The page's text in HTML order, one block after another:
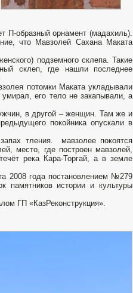
П-образный орнамент (мадахиль).
что Мавзолей Сахана Маката
подземного склепа. Такие
склеп, где нашли последнее
потомки Маката укладывали
его тело не закапывали, а
в другой – женщин. Там же и
покойника опускали в
тления. мавзолее покоятся
место, где построен мавзолей,
река Кара-Торгай, а в земле
2008 года постановлением №279
памятников истории и культуры
ГП «КазРеконструкция».